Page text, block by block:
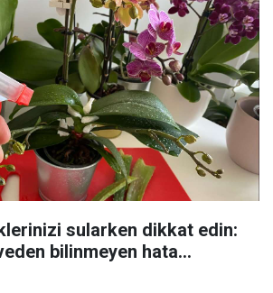
sularken dikkat edin:
bilinmeyen hata...